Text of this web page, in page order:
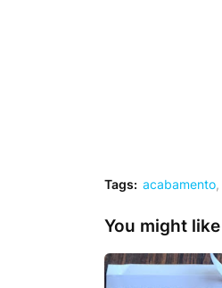
Tags: acabamento
You might like